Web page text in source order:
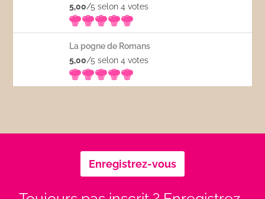
5,00/5 selon 4votes
La pogne de Romans
5,00/5 selon 4votes
Enregistrez-vous